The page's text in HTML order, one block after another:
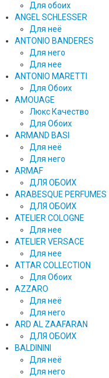
Для обоих
ANGEL SCHLESSER
Для неё
ANTONIO BANDERES
Для него
Для нее
ANTONIO MARETTI
Для Обоих
AMOUAGE
Люкс Качество
Для Обоих
ARMAND BASI
Для неё
Для него
ARMAF
ДЛЯ ОБОИХ
ARABESQUE PERFUMES
ДЛЯ ОБОИХ
ATELIER COLOGNE
Для нее
ATELIER VERSACE
Для нее
ATTAR COLLECTION
Для Обоих
AZZARO
Для неё
Для него
ARD AL ZAAFARAN
ДЛЯ ОБОИХ
BALDININI
Для неё
Для него